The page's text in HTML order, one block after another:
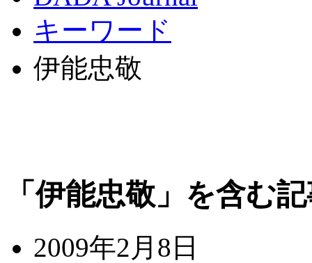
キーワード
伊能忠敬
「伊能忠敬」を含む
2009年2月8日